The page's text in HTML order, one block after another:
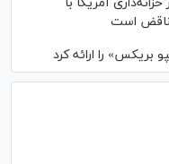
است
بریکس» را ارائه کرد